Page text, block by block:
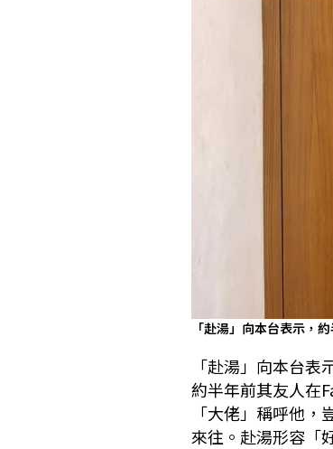
「赴湯」向本台表示，
「赴湯」向本台
約半年前其友人在
「大佬」稱呼他
來往。赴湯形容「